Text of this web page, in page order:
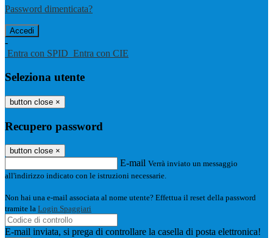
Password dimenticata?
-
Entra con SPID Entra con CIE
Seleziona utente
button close ×
Recupero password
button close ×
E-mail Verrà inviato un messaggio
all'indirizzo indicato con le istruzioni necessarie.
Non hai una e-mail associata al nome utente? Effettua il reset della password
tramite la Login Spaggiari
E-mail inviata, si prega di controllare la casella di posta elettronica!